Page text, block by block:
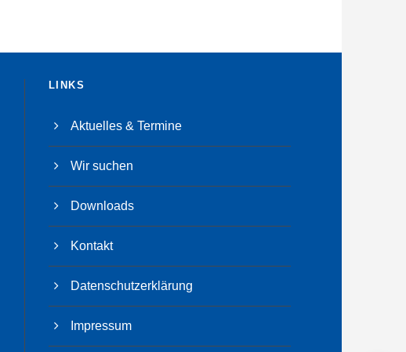
LINKS
Aktuelles & Termine
Wir suchen
Downloads
Kontakt
Datenschutzerklärung
Impressum